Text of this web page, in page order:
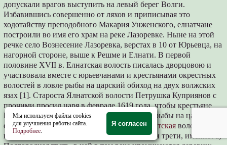
допускали врагов выступить на левый берег Волги.
Избавившись совершенно от ляхов и приписывая это
ходотайству преподобного Макария Унженского, елнатчане
построили во имя его храм на реке Лазоревке. Ныне на этой
речке село Вознесение Лазоревка, верстах в 10 от Юрьевца, на
нагорной стороне, выше к Решме и Елнати. В первой
половине XVII в. Елнатская волость писалась дворцовою и
участвовала вместе с юрьевчанами и крестьянами окрестных
волостей в ловле рыбы на царский обиход на двух волжских
язах [1]. Староста Ялнатской волости Петрушка Куприянов с
прочими просил царя в феврале 1619 года, чтобы крестьяне
Коряковской волости помогали им в ловле рыбы на царский
обиход и в ямской гоньбе. В XVII векеЕлнатская волость
писалась дворцовою и тогда делилась на три трети, именно: a)
Мы используем файлы cookies
для улучшения работы сайта.
Подробнее.
Я согласен